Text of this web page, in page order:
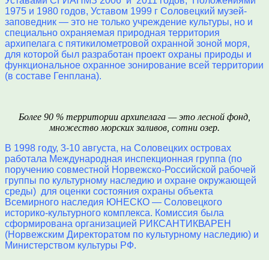
1975 и 1980 годов, Уставом 1999 г Соловецкий музей-
заповедник — это не только учреждение культуры, но и
специально охраняемая природная территория
архипелага с пятикилометровой охранной зоной моря,
для которой был разработан проект охраны природы и
функциональное охранное зонирование всей территории
(в составе Генплана).
Более 90 % территории архипелага — это лесной фонд,
множество морских заливов, сотни озер.
В 1998 году, 3-10 августа, на Соловецких островах
работала Международная инспекционная группа (по
поручению совместной Норвежско-Российской рабочей
группы по культурному наследию и охране окружающей
среды) для оценки состояния охраны объекта
Всемирного наследия ЮНЕСКО — Соловецкого
историко-культурного комплекса. Комиссия была
сформирована организацией РИКСАНТИКВАРЕН
(Норвежским Директоратом по культурному наследию) и
Министерством культуры РФ.